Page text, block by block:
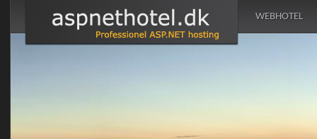
WEBHOTEL